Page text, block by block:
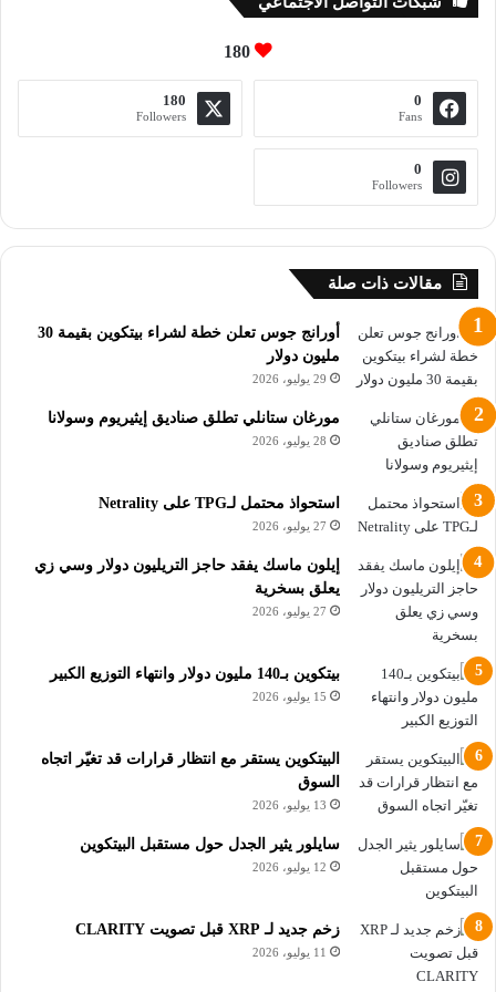
مما مهد الطريق أمام صناعة العملات الرقمية من خلال تقليص
احتياطي من البيتكوين، وتخفيف اللوائح التنظيمية، بل والدخول
بنفسه في هذا المجال.
فقد أطلقت كيانات مرتبطة بعائلة ترامب منصة التمويل اللامركزي
“وورلد ليبرتي فاينانشال”، كما أصدرت عملة مستقرة مدعومة
بالدولار، وعملات ميمية تصور الرئيس وزوجته السيدة الأولى ميلانيا
ترامب.رغم ذلك، فإن تبني الرئيس ترامب لهذا القطاع لم يخلُ من
إذ إن الأرباح التي حققتها عائلة ترامب، والتي تقدر بملايين الدولارات،
تهدد بتعطيل التوصل السريع إلى تشريع خاص بالعملات المستقرة
يحظى بدعم الحزبين السياسيين، وكذلك بدعم قطاع العملات
الرقمية والبيت الأبيض.
هناك تفاؤل المستثمرين وصفقات جديدة بعد ارتفاع صعودي في
العملات الرقمية والبيتكوين، فعلى الرغم من الجدل، فإن التوقعات
بتحقيق مكاسب أكبر دفعت إلى إنشاء عدد متزايد من الشركات
للاستثمار في البيتكوين والعملات الرقمية الأخرى. كما أدت إلى
سلسلة من الصفقات وخطط لطرح شركات الأصول الرقمية
للاكتتاب العام.
وقال إدوارد تشين، الشريك المؤسس لشركة “باراتاكسيس كابيتال”،
معلقاً: “بلوغ مستوى 100 ألف دولار يمثل معلماً نفسياً واضحاً.
بالنظر إلى مشاركة العديد من الشركات العامة في خزينة بيتكوين،
والمزيد منها في الطريق، أعتقد أن بيتكوين سيتحرك بشكل ملحوظ
نحو الأعلى مع نهاية العام.”
في تطور لافت يوم الخميس، وافقت شركة “كوينبيس غلوبال” على
الاستحواذ على منصة “ديربيت”، أكبر بورصة لعقود خيارات البيتكوين
تعزيز وجودها في سوق المشتقات المالية.
محفزات ارتفاع إيثريوم
180
0
Fans
180
Followers
0
Followers
مقالات ذات صلة
أورانج جوس تعلن خطة لشراء بيتكوين بقيمة 30
مليون دولار
29 يوليو، 2026
مورغان ستانلي تطلق صناديق إيثيريوم وسولانا
28 يوليو، 2026
استحواذ محتمل لـTPG على Netrality
27 يوليو، 2026
إيلون ماسك يفقد حاجز التريليون دولار وسي زي
يعلق بسخرية
27 يوليو، 2026
بيتكوين بـ140 مليون دولار وانتهاء التوزيع الكبير
15 يوليو، 2026
البيتكوين يستقر مع انتظار قرارات قد تغيّر اتجاه
السوق
13 يوليو، 2026
سايلور يثير الجدل حول مستقبل البيتكوين
12 يوليو، 2026
زخم جديد لـ XRP قبل تصويت CLARITY
11 يوليو، 2026